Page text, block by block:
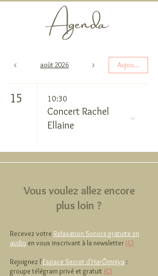
Agenda
août 2026 Aujourd'hui
15 10:30
Concert Rachel
Ellaine
Vous voulez allez encore
plus loin ?
Recevez votre Relaxation Sonore gratuite en
audio en vous inscrivant à la newsletter ICI
Rejoignez l'Espace Secret d'HarÔmniya :
groupe télégram privé et gratuit ICI